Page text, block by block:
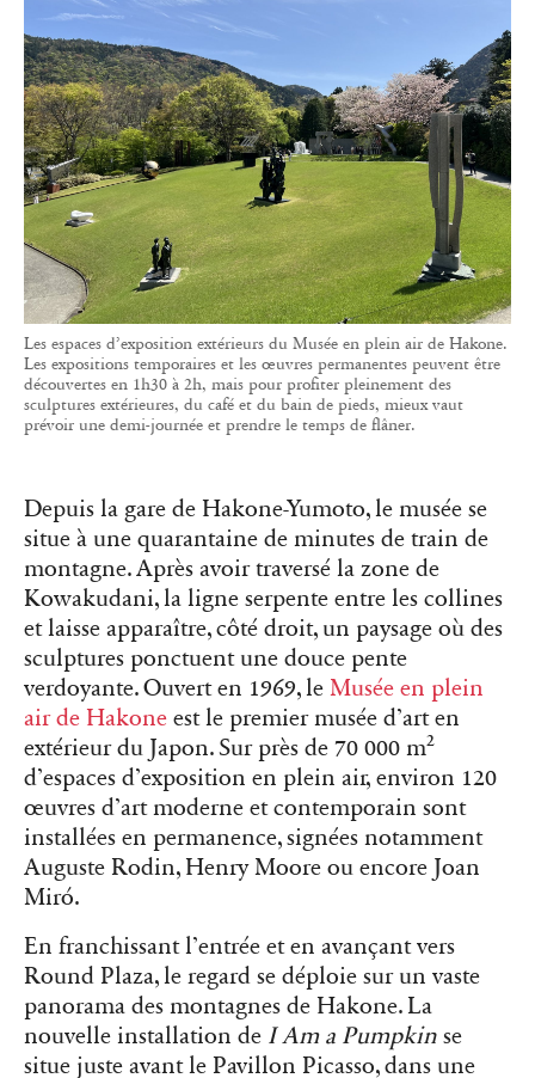
Les espaces d’exposition extérieurs du Musée en plein air de Hakone.
Les expositions temporaires et les œuvres permanentes peuvent être
découvertes en 1h30 à 2h, mais pour profiter pleinement des
sculptures extérieures, du café et du bain de pieds, mieux vaut
prévoir une demi-journée et prendre le temps de flâner.
Depuis la gare de Hakone-Yumoto, le musée se
situe à une quarantaine de minutes de train de
montagne. Après avoir traversé la zone de
Kowakudani, la ligne serpente entre les collines
et laisse apparaître, côté droit, un paysage où des
sculptures ponctuent une douce pente
verdoyante. Ouvert en 1969, le Musée en plein
air de Hakone est le premier musée d’art en
extérieur du Japon. Sur près de 70 000 m²
d’espaces d’exposition en plein air, environ 120
œuvres d’art moderne et contemporain sont
installées en permanence, signées notamment
Auguste Rodin, Henry Moore ou encore Joan
Miró.
En franchissant l’entrée et en avançant vers
Round Plaza, le regard se déploie sur un vaste
panorama des montagnes de Hakone. La
nouvelle installation de I Am a Pumpkin se
situe juste avant le Pavillon Picasso, dans une